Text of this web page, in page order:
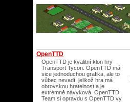
OpenTTD
OpenTTD je kvalitní klon hry
Transport Tycon. OpenTTD má
sice jednoduchou grafika, ale to
vůbec nevadí, jelikož hra má
obrovskou hratelnost a je
extrémně návyková. OpenTTD
Team si opravdu s OpenTTD vy